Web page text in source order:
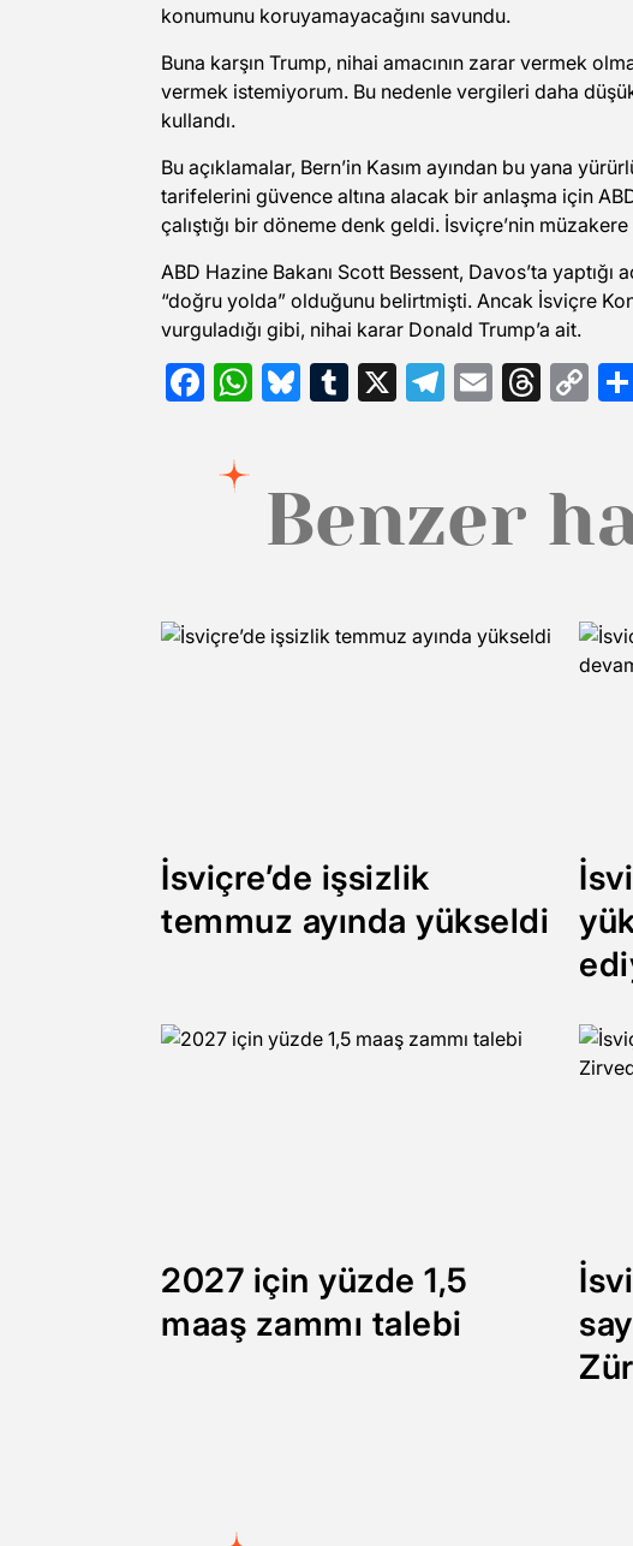
konumunu koruyamayacağını savundu.
Buna karşın Trump, nihai amacının zarar vermek
vermek istemiyorum. Bu nedenle vergileri daha
kullandı.
Bu açıklamalar, Bern’in Kasım ayından bu yana
tarifelerini güvence altına alacak bir anlaşma için
çalıştığı bir döneme denk geldi. İsviçre’nin
ABD Hazine Bakanı Scott Bessent, Davos’ta
“doğru yolda” olduğunu belirtmişti. Ancak İsviçre
vurguladığı gibi, nihai karar Donald Trump’a ait.
Facebook
WhatsApp
Bluesky
Tumblr
X Telegram
Email
Benzer
İsviçre’de işsizlik
temmuz ayında yükseldi
2027 için yüzde 1,5
maaş zammı talebi